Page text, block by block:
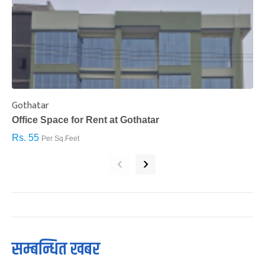
Gothatar
Office Space for Rent at Gothatar
Rs. 55 Per Sq.Feet
‹ ›
सम्बन्धित खबर